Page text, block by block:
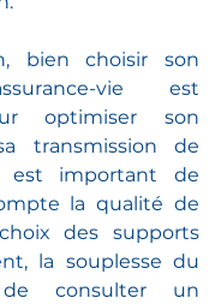
bien choisir son
vie est
optimiser son
transmission de
est important de
la qualité de
des supports
la souplesse du
consulter un